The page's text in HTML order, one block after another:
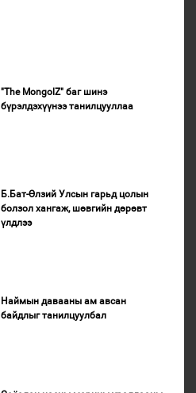
"The MongolZ" баг шинэ
бүрэлдэхүүнээ танилцууллаа
Б.Бат-Өлзий Улсын гарьд цолын
болзол хангаж, шөвгийн дөрөвт
үлдлээ
Наймын давааны ам авсан
байдлыг танилцуулбал